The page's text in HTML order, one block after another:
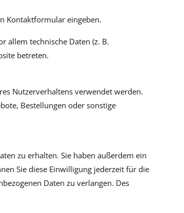
Kontaktformular eingeben.
allem technische Daten (z. B.
betreten.
Nutzerverhaltens verwendet werden.
Bestellungen oder sonstige
zu erhalten. Sie haben außerdem ein
Sie diese Einwilligung jederzeit für die
Daten zu verlangen. Des